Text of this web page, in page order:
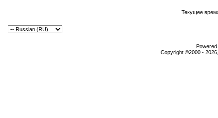
Текущее
Copyright ©2000 -